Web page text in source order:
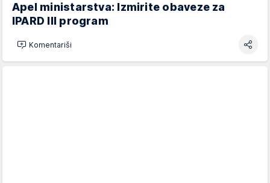
Apel ministarstva: Izmirite obaveze za
IPARD III program
Komentariši